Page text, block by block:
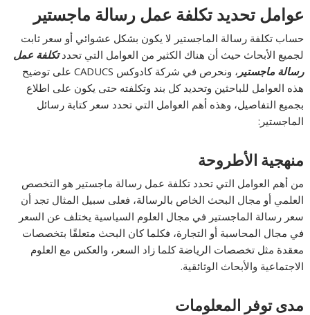
عوامل تحديد تكلفة عمل رسالة ماجستير
حساب تكلفة رسالة الماجستير لا يكون بشكل عشوائي أو سعر ثابت
لجميع الأبحاث حيث أن هناك الكثير من العوامل التي تحددتكلفة عمل
رسالة ماجستير
، ونحرص في شركة كادوكس CADUCS على توضيح
هذه العوامل للباحثين وتحديد كل بند وتكلفته حتى يكون على اطلاع
بجميع التفاصيل، وهذه أهم العوامل التي تحدد سعر كتابة رسائل
الماجستير:
منهجية الأطروحة
من أهم العوامل التي تحدد تكلفة عمل رسالة ماجستير هو التخصص
العلمي أو مجال البحث الخاص بالرسالة، فعلى سبيل المثال تجد أن
سعر رسالة الماجستير في مجال العلوم السياسية يختلف عن السعر
في مجال المحاسبة أو التجارة، فكلما كان البحث متعلقًا بتخصصات
معقدة مثل تخصصات الرياضة كلما زاد السعر، والعكس مع العلوم
الاجتماعية والأبحاث الوثائقية.
مدى توفر المعلومات